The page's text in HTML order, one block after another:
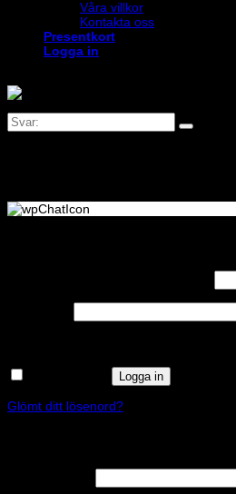
Våra villkor
Kontakta oss
Presentkort
Logga in
Logga in
Glömt ditt lösenord?